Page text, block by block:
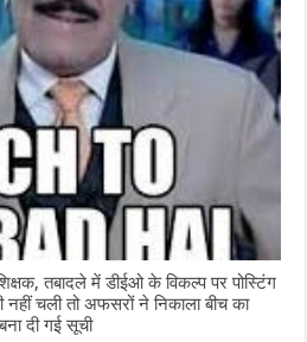
तबादले में डीईओ के विकल्प पर पोस्टिंग
चली तो अफसरों ने निकाला बीच का
दी गई सूची